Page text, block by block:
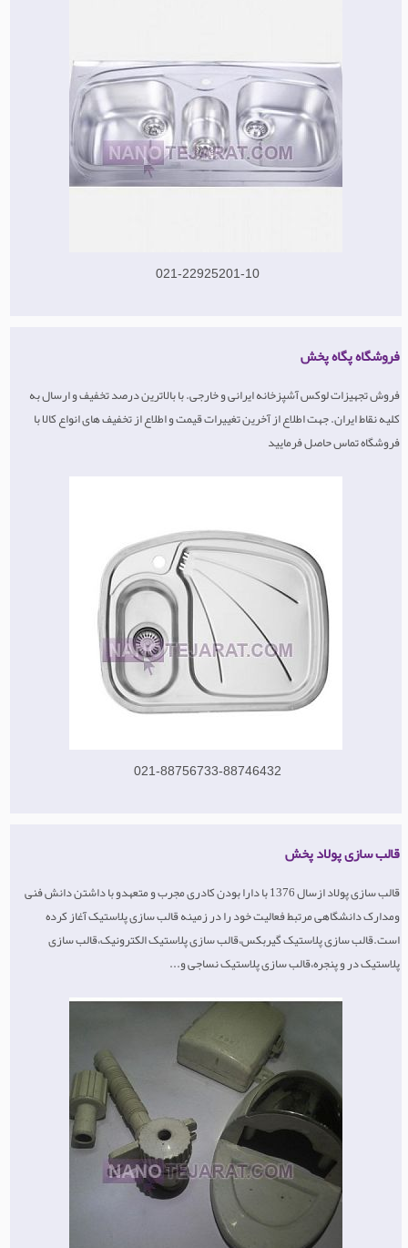
021-22925201-10
فروشگاه پگاه پخش
فروش تجهیزات لوکس آشپزخانه ایرانی و خارجی. با بالاترین درصد تخفیف و ارسال به
کلیه نقاط ایران. جهت اطلاع از آخرین تغییرات قیمت و اطلاع از تخفیف های انواع کالا با
فروشگاه تماس حاصل فرمایید
021-88756733-88746432
قالب سازی پولاد پخش
قالب سازی پولاد ازسال 1376 با دارا بودن کادری مجرب و متعهدو با داشتن دانش فنی
ومدارک دانشگاهی مرتبط فعالیت خود را در زمینه قالب سازی پلاستیک آغاز کرده
است.قالب سازی پلاستیک گیربکس،قالب سازی پلاستیک الکترونیک،قالب سازی
پلاستیک در و پنجره،قالب سازی پلاستیک نساجی و...